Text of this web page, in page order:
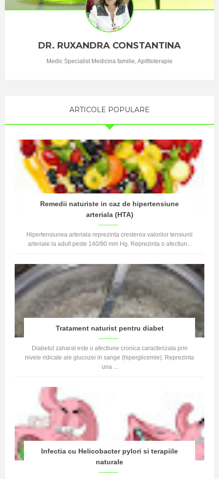
este un
efectuarii
unei cure de
DR. RUXANDRA CONSTANTINA
Medic Specialist Medicina familie, Apifitoterapie
ARTICOLE POPULARE
Remedii naturiste in caz de hipertensiune
arteriala (HTA)
Hipertensiunea arteriala reprezinta cresterea valorilor tensiunii
arteriale la adult peste 140/90 mm Hg. Reprezinta o afectiun...
Tratament naturist pentru diabet
Diabetul zaharat este o afectiune cronica caracterizata prin
nivele ridicate ale glucozei in sange (hiperglicemie). Reprezinta
una ...
Infectia cu Helicobacter pylori si terapiile
naturale